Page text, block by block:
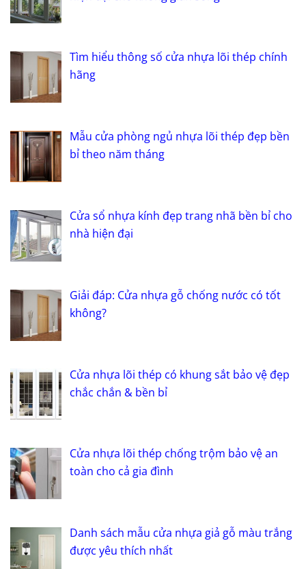
Tìm hiểu thông số cửa nhựa lõi thép chính
hãng
Mẫu cửa phòng ngủ nhựa lõi thép đẹp bền
bỉ theo năm tháng
Cửa sổ nhựa kính đẹp trang nhã bền bỉ cho
nhà hiện đại
Giải đáp: Cửa nhựa gỗ chống nước có tốt
không?
Cửa nhựa lõi thép có khung sắt bảo vệ đẹp
chắc chắn & bền bỉ
Cửa nhựa lõi thép chống trộm bảo vệ an
toàn cho cả gia đình
Danh sách mẫu cửa nhựa giả gỗ màu trắng
được yêu thích nhất